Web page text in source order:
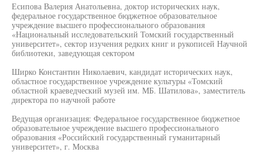
Есипова Валерия Анатольевна, доктор исторических наук,
федеральное государственное бюджетное образовательное
учреждение высшего профессионального образования
«Национальный исследовательский Томский государственный
университет», сектор изучения редких книг и рукописей Научной
библиотеки, заведующая сектором
Ширко Константин Николаевич, кандидат исторических наук,
областное государственное учреждение культуры «Томский
областной краеведческий музей им. МБ. Шатилова», заместитель
директора по научной работе
Ведущая организация: Федеральное государственное бюджетное
образовательное учреждение высшего профессионального
образования «Российский государственный гуманитарный
университет», г. Москва